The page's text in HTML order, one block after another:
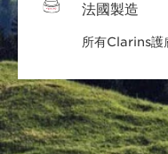
法國製造
所有Clarins護